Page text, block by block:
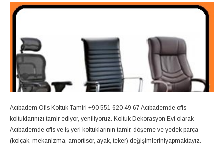
Acıbadem Ofis Koltuk Tamiri +90 551 620 49 67 Acıbademde ofis
koltuklarınızı tamir ediyor, yeniliyoruz. Koltuk Dekorasyon Evi olarak
Acıbademde ofis ve iş yeri koltuklarının tamir, döşeme ve yedek parça
(kolçak, mekanizma, amortisör, ayak, teker) değişimleriniyapmaktayız.